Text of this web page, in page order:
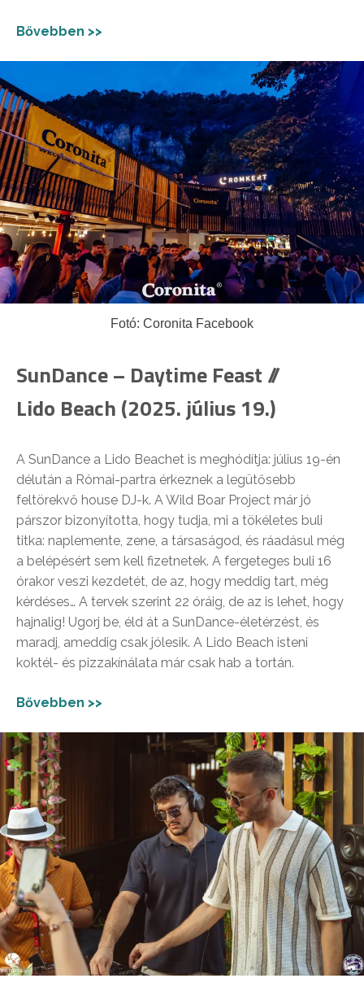
Bővebben >>
Fotó: Coronita Facebook
SunDance – Daytime Feast //
Lido Beach (2025. július 19.)
A SunDance a Lido Beachet is meghódítja: július 19-én
délután a Római-partra érkeznek a legütősebb
feltörekvő house DJ-k. A Wild Boar Project már jó
párszor bizonyította, hogy tudja, mi a tökéletes buli
titka: naplemente, zene, a társaságod, és ráadásul még
a belépésért sem kell fizetnetek. A fergeteges buli 16
órakor veszi kezdetét, de az, hogy meddig tart, még
kérdéses… A tervek szerint 22 óráig, de az is lehet, hogy
hajnalig! Ugorj be, éld át a SunDance-életérzést, és
maradj, ameddig csak jólesik. A Lido Beach isteni
koktél- és pizzakínálata már csak hab a tortán.
Bővebben >>